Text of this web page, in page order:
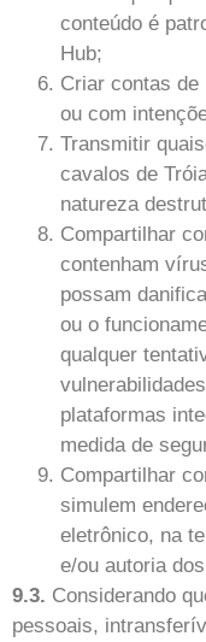
conteúdo é
Hub;
Criar contas de
ou com
Transmitir
cavalos de
natureza
Compartilhar
contenham
possam
ou o
qualquer
plataformas
medida de
Compartilhar
simulem
eletrônico, na
e/ou autoria
9.3. Considerando
pessoais,